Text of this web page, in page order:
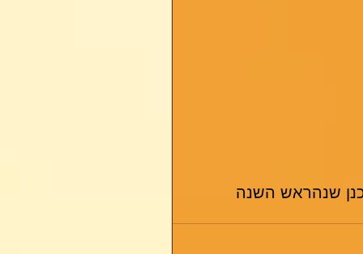
שנהראש השנה